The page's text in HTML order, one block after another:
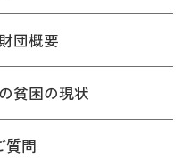
団概要
貧困の現状
質問